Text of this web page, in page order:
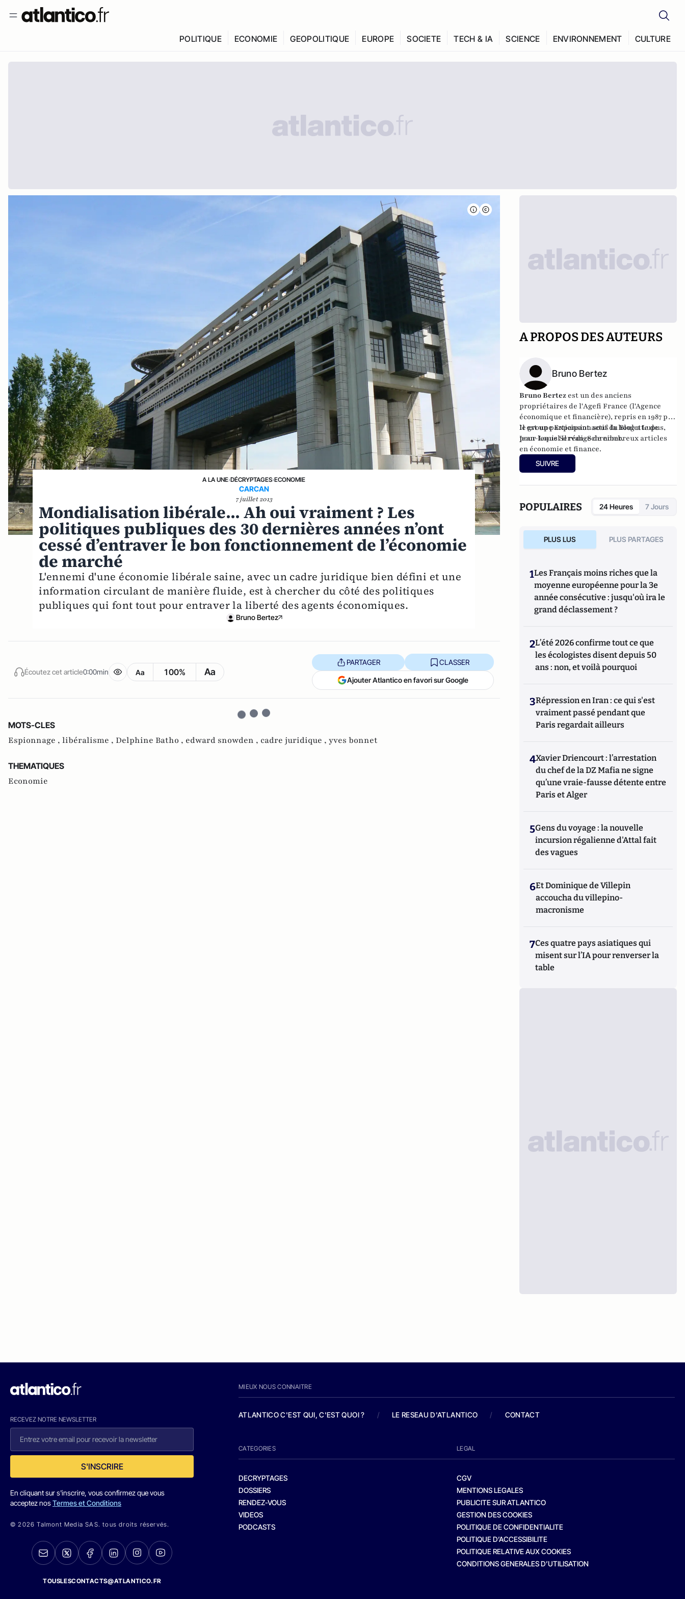
POLITIQUE ECONOMIE GEOPOLITIQUE EUROPE SOCIETE TECH & IA SCIENCE ENVIRONNEMENT CULTURE
A LA UNE›DÉCRYPTAGES›ECONOMIE
CARCAN
7 juillet 2013
Mondialisation libérale... Ah oui vraiment ? Les
politiques publiques des 30 dernières années n’ont
cessé d’entraver le bon fonctionnement de l’économie
de marché
L'ennemi d'une économie libérale saine, avec un cadre juridique bien défini et une
information circulant de manière fluide, est à chercher du côté des politiques
publiques qui font tout pour entraver la liberté des agents économiques.
Bruno Bertez
Écoutez cet article0:00min Aa 100% Aa
PARTAGER CLASSER
Ajouter Atlantico en favori sur Google
MOTS-CLES
Espionnage , libéralisme , Delphine Batho , edward snowden , cadre juridique , yves bonnet
THEMATIQUES
Economie
A PROPOS DES AUTEURS
Bruno Bertez
Bruno Bertez est un des anciens
propriétaires de l'Agefi France (l'Agence
économique et financière), repris en 1987 par
le groupe Expansion sous la houlette de
Jean-Louis Servan-Schreiber.
Il est un participant actif duBlog a Lupus,
pour lequel il rédige de nombreux articles
en économie et finance.
SUIVRE
POPULAIRES 24 Heures 7 Jours
PLUS LUS PLUS PARTAGES
1Les Français moins riches que la
moyenne européenne pour la 3e
année consécutive : jusqu'où ira le
grand déclassement ?
2L’été 2026 confirme tout ce que
les écologistes disent depuis 50
ans : non, et voilà pourquoi
3Répression en Iran : ce qui s'est
vraiment passé pendant que
Paris regardait ailleurs
4Xavier Driencourt : l’arrestation
du chef de la DZ Mafia ne signe
qu’une vraie-fausse détente entre
Paris et Alger
5Gens du voyage : la nouvelle
incursion régalienne d'Attal fait
des vagues
6Et Dominique de Villepin
accoucha du villepino-
macronisme
7Ces quatre pays asiatiques qui
misent sur l’IA pour renverser la
table
RECEVEZ NOTRE NEWSLETTER
S'INSCRIRE
En cliquant sur s'inscrire, vous confirmez que vous
acceptez nosTermes et Conditions
© 2026 Talmont Media SAS. tous droits réservés.
TOUSLESCONTACTS@ATLANTICO.FR
MIEUX NOUS CONNAITRE
ATLANTICO C'EST QUI, C'EST QUOI ? / LE RESEAU D'ATLANTICO / CONTACT
CATEGORIES
DECRYPTAGES
DOSSIERS
RENDEZ-VOUS
VIDEOS
PODCASTS
LEGAL
CGV
MENTIONS LEGALES
PUBLICITE SUR ATLANTICO
GESTION DES COOKIES
POLITIQUE DE CONFIDENTIALITE
POLITIQUE D’ACCESSIBILITE
POLITIQUE RELATIVE AUX COOKIES
CONDITIONS GENERALES D’UTILISATION